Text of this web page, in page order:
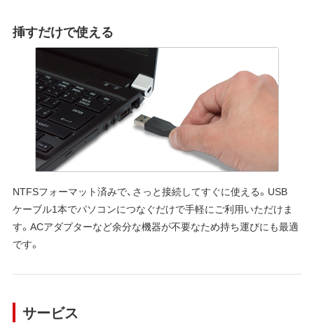
挿すだけで使える
NTFSフォーマット済みで、さっと接続してすぐに使える。USB
ケーブル1本でパソコンにつなぐだけで手軽にご利用いただけま
す。ACアダプターなど余分な機器が不要なため持ち運びにも最適
です。
サービス